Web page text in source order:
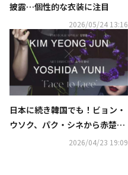
披露…個性的な衣装に注目
2026/05/24 13:16
日本に続き韓国でも！ビョン・
ウソク、パク・シネから赤楚衛
二まで、日韓から62人が参加の
2026/04/23 19:09